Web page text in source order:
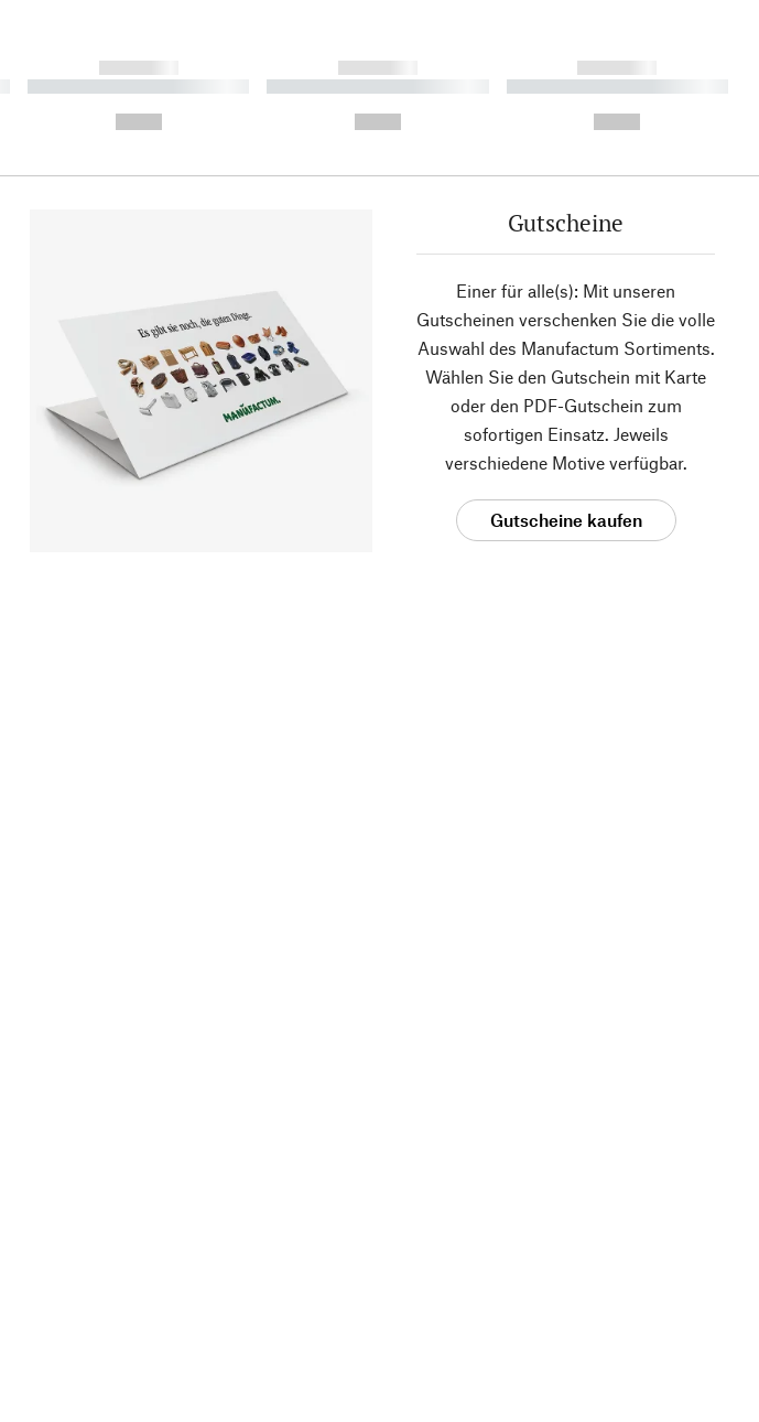
------------
----------- ----------- ----------
------------
----------- ----------- ----------
------------
----------- ----------- ----------
Gutscheine
Einer für alle(s): Mit unseren
Gutscheinen verschenken Sie die volle
Auswahl des Manufactum Sortiments.
Wählen Sie den Gutschein mit Karte
oder den PDF-Gutschein zum
sofortigen Einsatz. Jeweils
verschiedene Motive verfügbar.
Gutscheine kaufen